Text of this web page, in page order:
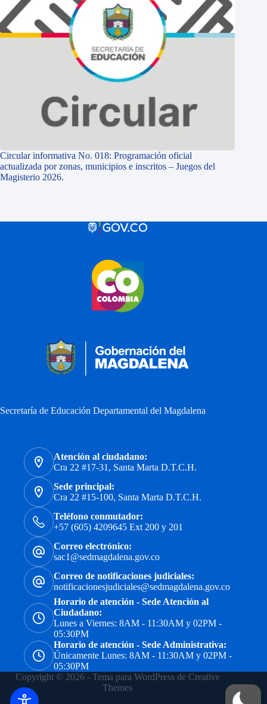
Circular informativa No. 018: Programación oficial
actualizada por zonas, municipios e inscritos – Juegos del
Magisterio 2026.
Secretaría de Educación Departamental del Magdalena
Atención al ciudadano:
Cra 22 #17-31, Santa Marta D.T.C.H.
Sede principal:
Cra 22 #15-100, Santa Marta D.T.C.H.
Teléfono conmutador:
+57 (605) 4209645 Ext 200 y 201
Correo electrónico:
sac1@sedmagdalena.gov.co
Correo de notificaciones judiciales:
notificacionesjudiciales@sedmagdalena.gov.co
Horario de atención - Sede Atención al
Ciudadano:
Lunes a Viernes: 8AM - 11:30AM y 02PM -
05:30PM
Horario de atención - Sede Administrativa:
Únicamente Lunes: 8AM - 11:30AM y 02PM -
05:30PM
Copyright © 2026 - Tema para WordPress de Creative
Themes